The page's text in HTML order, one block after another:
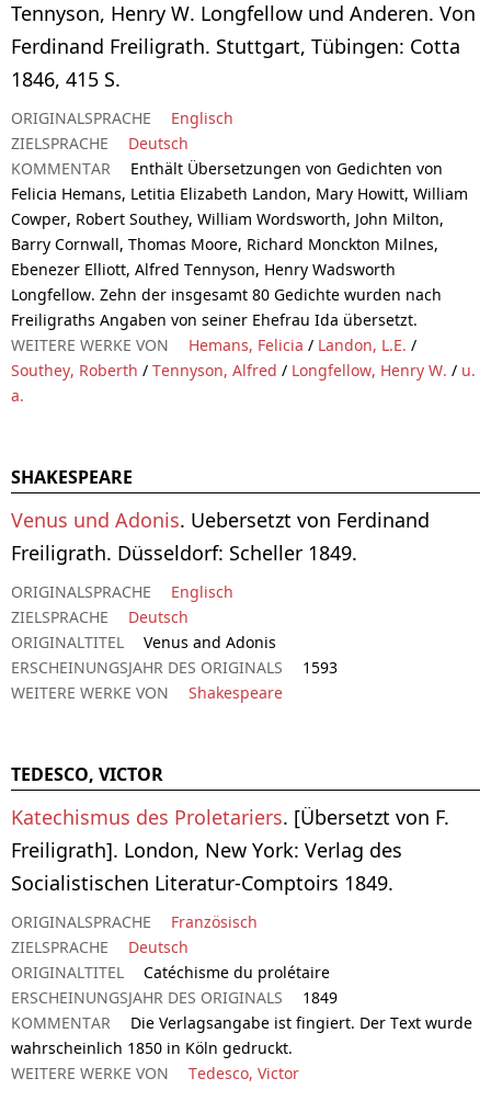
Tennyson, Henry W. Longfellow und Anderen. Von
Ferdinand Freiligrath. Stuttgart, Tübingen: Cotta
1846, 415 S.
ORIGINALSPRACHE
Englisch
ZIELSPRACHE
Deutsch
KOMMENTAR
Enthält Übersetzungen von Gedichten von
Felicia Hemans, Letitia Elizabeth Landon, Mary Howitt, William
Cowper, Robert Southey, William Wordsworth, John Milton,
Barry Cornwall, Thomas Moore, Richard Monckton Milnes,
Ebenezer Elliott, Alfred Tennyson, Henry Wadsworth
Longfellow. Zehn der insgesamt 80 Gedichte wurden nach
Freiligraths Angaben von seiner Ehefrau Ida übersetzt.
WEITERE WERKE VON
Hemans, Felicia / Landon, L.E. /
Southey, Roberth / Tennyson, Alfred / Longfellow, Henry W. / u.
a.
SHAKESPEARE
Venus und Adonis. Uebersetzt von Ferdinand
Freiligrath. Düsseldorf: Scheller 1849.
ORIGINALSPRACHE
Englisch
ZIELSPRACHE
Deutsch
ORIGINALTITEL
Venus and Adonis
ERSCHEINUNGSJAHR DES ORIGINALS
1593
WEITERE WERKE VON
Shakespeare
TEDESCO, VICTOR
Katechismus des Proletariers. [Übersetzt von F.
Freiligrath]. London, New York: Verlag des
Socialistischen Literatur-Comptoirs 1849.
ORIGINALSPRACHE
Französisch
ZIELSPRACHE
Deutsch
ORIGINALTITEL
Catéchisme du prolétaire
ERSCHEINUNGSJAHR DES ORIGINALS
1849
KOMMENTAR
Die Verlagsangabe ist fingiert. Der Text wurde
wahrscheinlich 1850 in Köln gedruckt.
WEITERE WERKE VON
Tedesco, Victor